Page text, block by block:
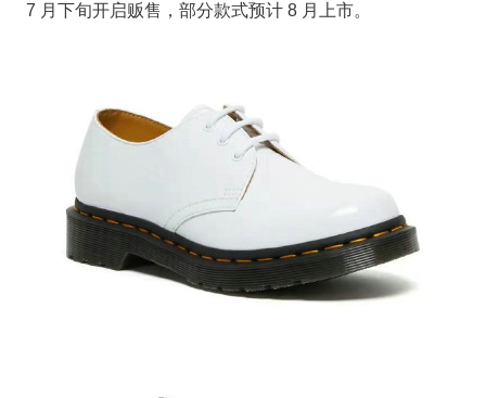
7 月下旬开启贩售，部分款式预计 8 月上市。